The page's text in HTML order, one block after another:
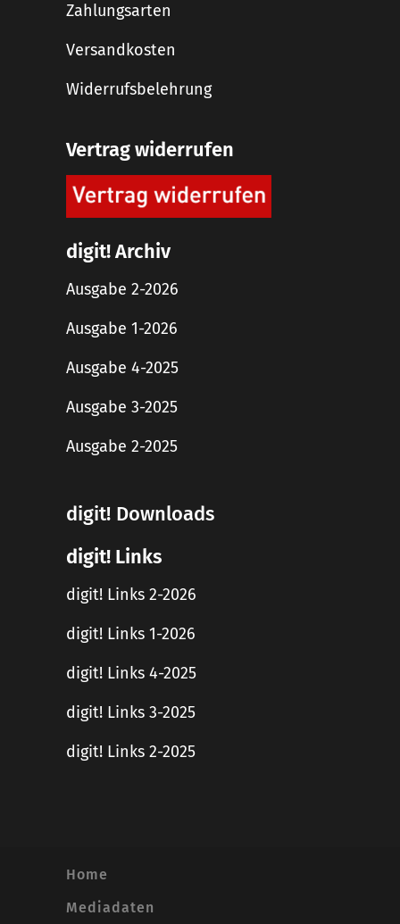
Zahlungsarten
Versandkosten
Widerrufsbelehrung
Vertrag widerrufen
digit! Archiv
Ausgabe 2-2026
Ausgabe 1-2026
Ausgabe 4-2025
Ausgabe 3-2025
Ausgabe 2-2025
digit! Downloads
digit! Links
digit! Links 2-2026
digit! Links 1-2026
digit! Links 4-2025
digit! Links 3-2025
digit! Links 2-2025
Home
Mediadaten